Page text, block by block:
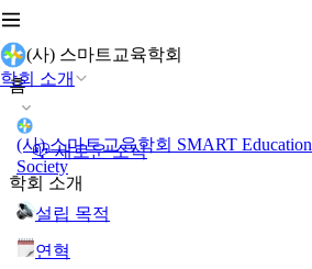
(사) 스마트교육학회
학회 소개
홈
(사) 스마트교육학회 SMART Education
Society
📪 새로운 소식
학회 소개
설립 목적
연혁